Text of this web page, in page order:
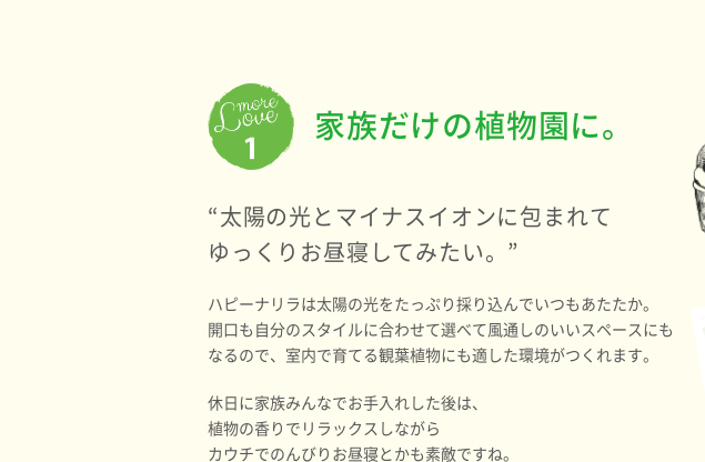
家族だけの植物園に。
“太陽の光とマイナスイオンに包まれて
ゆっくりお昼寝してみたい。”
ハピーナリラは太陽の光をたっぷり採り込んでいつもあたたか。
開口も自分のスタイルに合わせて選べて風通しのいいスペースにも
なるので、室内で育てる観葉植物にも適した環境がつくれます。
休日に家族みんなでお手入れした後は、
植物の香りでリラックスしながら
カウチでのんびりお昼寝とかも素敵ですね。